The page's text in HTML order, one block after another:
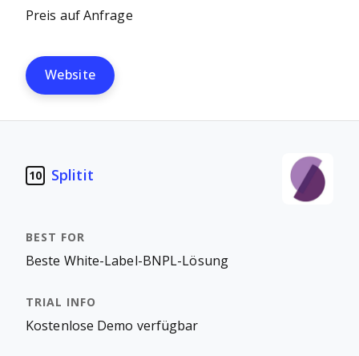
Preis auf Anfrage
Website
10 Splitit
Beste White-Label-BNPL-Lösung
Kostenlose Demo verfügbar